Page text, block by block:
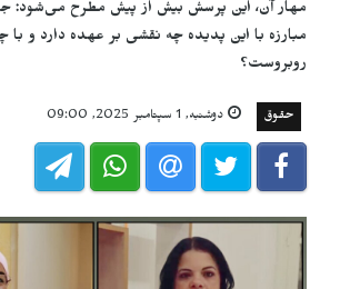
مهار آن، این پرسش بیش از پیش مطرح می‌شود:
مبارزه با این پدیده چه نقشی بر عهده دارد و
روبروست؟
حقوق دوشنبه, 1 سپتامبر 2025, 09:00